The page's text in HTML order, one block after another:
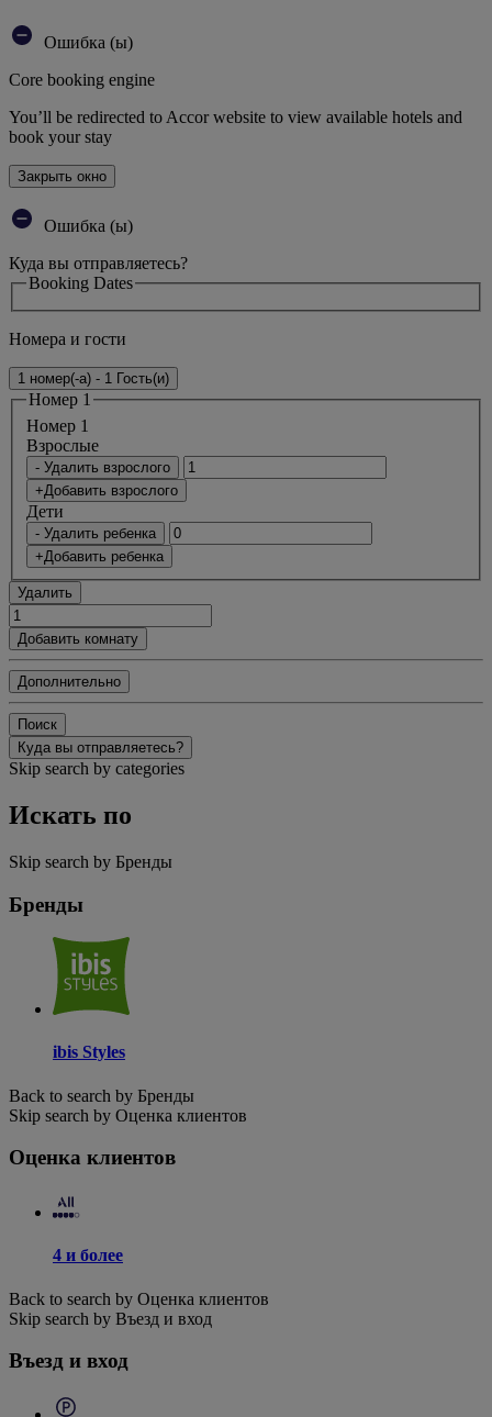
Ошибка (ы)
Core booking engine
You’ll be redirected to Accor website to view available hotels and
book your stay
Закрыть окно
Ошибка (ы)
Куда вы отправляетесь?
Booking Dates
Номера и гости
1 номер(-а) - 1 Гость(и)
Номер 1
Номер 1
Bзрослые
- Удалить взрослого
+Добавить взрослого
Дети
- Удалить ребенка
+Добавить ребенка
Удалить
Добавить комнату
Дополнительно
Поиск
Куда вы отправляетесь?
Skip search by categories
Искать по
Skip search by Бренды
Бренды
ibis Styles
Back to search by Бренды
Skip search by Оценка клиентов
Оценка клиентов
4 и более
Back to search by Оценка клиентов
Skip search by Въезд и вход
Въезд и вход